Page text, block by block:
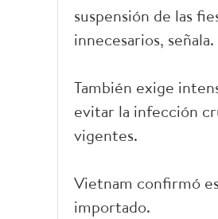
suspensión de las
innecesarios, señala.
También exige
evitar la infección
vigentes.
Vietnam confirmó
importado.